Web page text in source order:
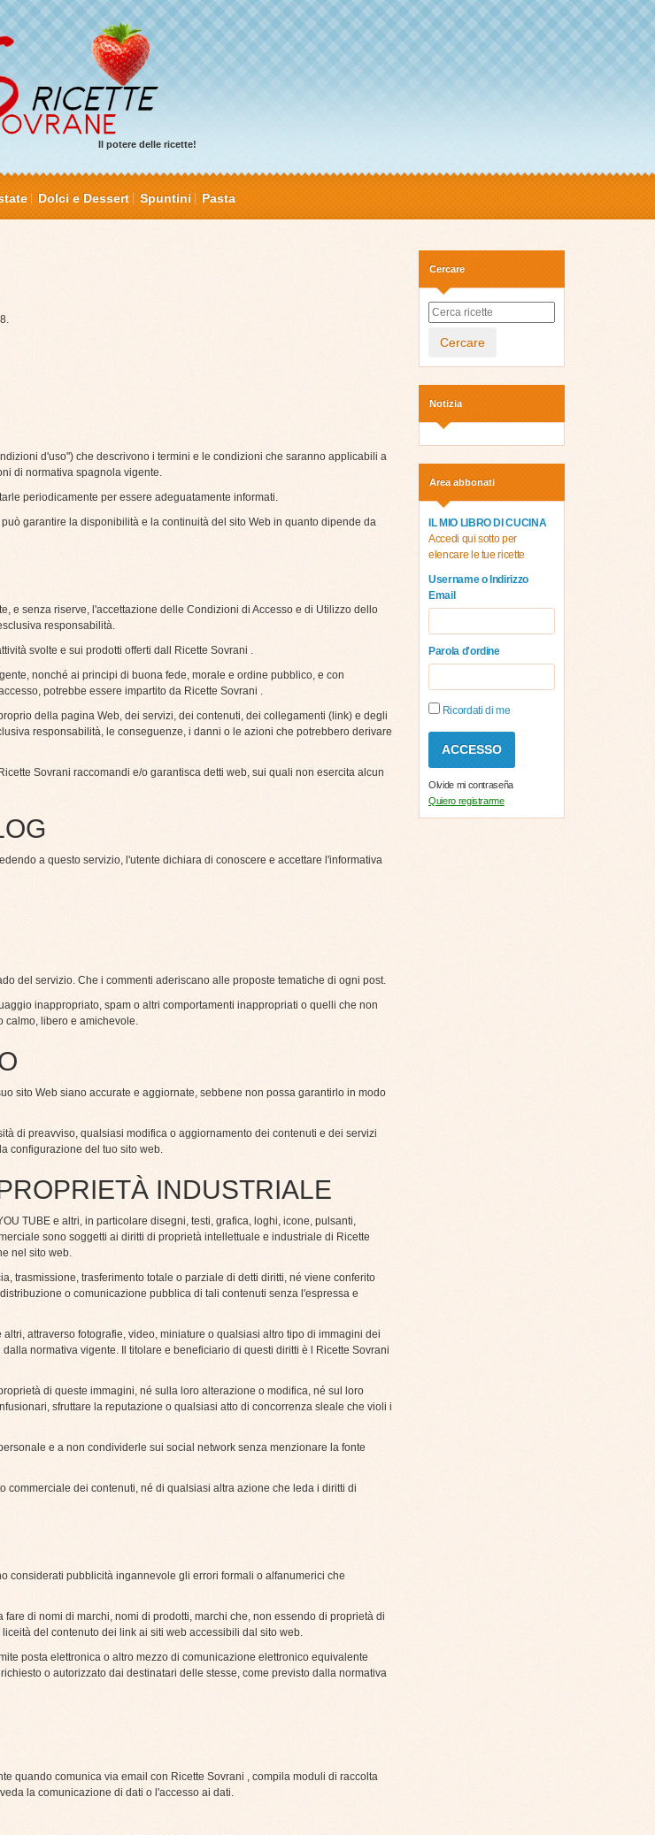
Il potere delle ricette!
Dolci e Dessert Spuntini Pasta
d'uso") che descrivono i termini e le condizioni che saranno applicabili a
di normativa spagnola vigente.
periodicamente per essere adeguatamente informati.
garantire la disponibilità e la continuità del sito Web in quanto dipende da
e senza riserve, l'accettazione delle Condizioni di Accesso e di Utilizzo dello
responsabilità.
svolte e sui prodotti offerti dall Ricette Sovrani .
nonché ai principi di buona fede, morale e ordine pubblico, e con
potrebbe essere impartito da Ricette Sovrani .
della pagina Web, dei servizi, dei contenuti, dei collegamenti (link) e degli
responsabilità, le conseguenze, i danni o le azioni che potrebbero derivare
Sovrani raccomandi e/o garantisca detti web, sui quali non esercita alcun
a questo servizio, l'utente dichiara di conoscere e accettare l'informativa
del servizio. Che i commenti aderiscano alle proposte tematiche di ogni post.
inappropriato, spam o altri comportamenti inappropriati o quelli che non
calmo, libero e amichevole.
sito Web siano accurate e aggiornate, sebbene non possa garantirlo in modo
di preavviso, qualsiasi modifica o aggiornamento dei contenuti e dei servizi
configurazione del tuo sito web.
INDUSTRIALE
TUBE e altri, in particolare disegni, testi, grafica, loghi, icone, pulsanti,
sono soggetti ai diritti di proprietà intellettuale e industriale di Ricette
nel sito web.
trasmissione, trasferimento totale o parziale di detti diritti, né viene conferito
o comunicazione pubblica di tali contenuti senza l'espressa e
attraverso fotografie, video, miniature o qualsiasi altro tipo di immagini dei
normativa vigente. Il titolare e beneficiario di questi diritti è l Ricette Sovrani
di queste immagini, né sulla loro alterazione o modifica, né sul loro
sfruttare la reputazione o qualsiasi atto di concorrenza sleale che violi i
e a non condividerle sui social network senza menzionare la fonte
commerciale dei contenuti, né di qualsiasi altra azione che leda i diritti di
considerati pubblicità ingannevole gli errori formali o alfanumerici che
di nomi di marchi, nomi di prodotti, marchi che, non essendo di proprietà di
del contenuto dei link ai siti web accessibili dal sito web.
posta elettronica o altro mezzo di comunicazione elettronico equivalente
o autorizzato dai destinatari delle stesse, come previsto dalla normativa
quando comunica via email con Ricette Sovrani , compila moduli di raccolta
la comunicazione di dati o l'accesso ai dati.
Cercare
Cercare
Notizia
Area abbonati
IL MIO LIBRO DI CUCINA
Accedi qui sotto per
elencare le tue ricette
Username o Indirizzo
Email
Parola d'ordine
Ricordati di me
Olvide mi contraseña
Quiero registrarme